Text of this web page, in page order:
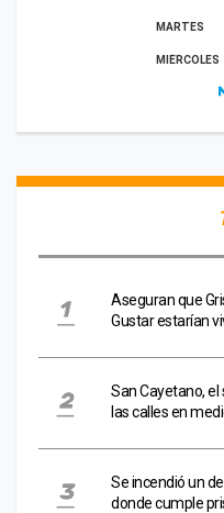
Aseguran que
Gustar estarían
San Cayetano, el
las calles en
Se incendió un
donde cumple